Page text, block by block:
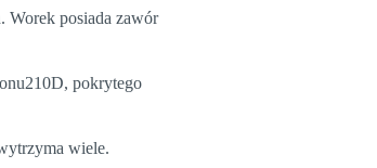
Worek posiada zawór
pokrytego
wiele.